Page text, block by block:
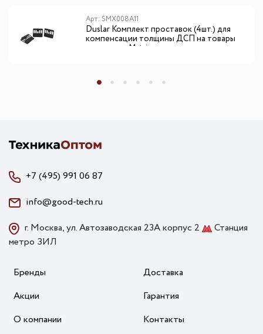
Арт: SMX008A11
Duslar Комплект проставок (4шт.) для
компенсации толщины ДСП на товары
коллекции Matrix.
+7 (495) 991 06 87
info@good-tech.ru
г. Москва, ул. Автозаводская 23А корпус 2
Станция
метро ЗИЛ
Бренды
Акции
О компании
Доставка
Гарантия
Контакты